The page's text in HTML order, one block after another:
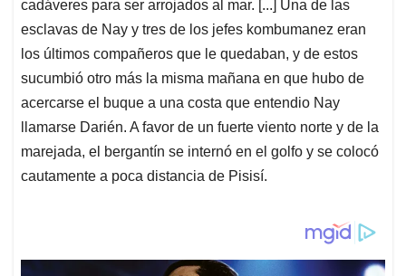
cadáveres para ser arrojados al mar. [...] Una de las
esclavas de Nay y tres de los jefes kombumanez eran
los últimos compañeros que le quedaban, y de estos
sucumbió otro más la misma mañana en que hubo de
acercarse el buque a una costa que entendio Nay
llamarse Darién. A favor de un fuerte viento norte y de la
marejada, el bergantín se internó en el golfo y se colocó
cautamente a poca distancia de Pisisí.